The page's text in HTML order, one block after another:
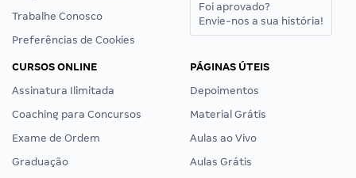
Trabalhe Conosco
Preferências de Cookies
Foi aprovado?
Envie-nos a sua história!
CURSOS ONLINE
Assinatura Ilimitada
Coaching para Concursos
Exame de Ordem
Graduação
PÁGINAS ÚTEIS
Depoimentos
Material Grátis
Aulas ao Vivo
Aulas Grátis